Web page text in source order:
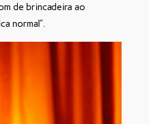
de brincadeira ao
normal”.